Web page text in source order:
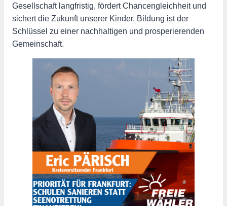
Gesellschaft langfristig, fördert Chancengleichheit und
sichert die Zukunft unserer Kinder. Bildung ist der
Schlüssel zu einer nachhaltigen und prosperierenden
Gemeinschaft.